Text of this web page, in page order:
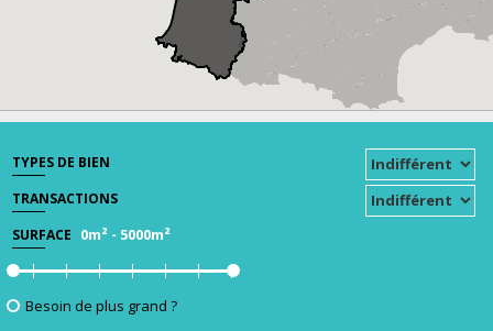
TYPES DE BIEN
TRANSACTIONS
SURFACE 0m² - 5000m²
Besoin de plus grand ?